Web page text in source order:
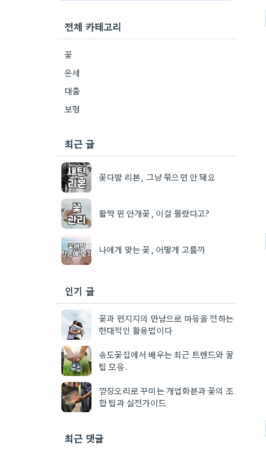
전체 카테고리
꽃
운세
대출
보험
최근 글
꽃다발 리본, 그냥 묶으면 안 돼요
활짝 핀 안개꽃, 이걸 몰랐다고?
나에게 맞는 꽃, 어떻게 고를까
인기 글
꽃과 편지지의 만남으로 마음을 전하는
현대적인 활용법이다
송도꽃집에서 배우는 최근 트렌드와 꿀
팁 모음.
깜장오리로 꾸미는 개업화분과 꽃의 조
합 팁과 실전가이드
최근 댓글